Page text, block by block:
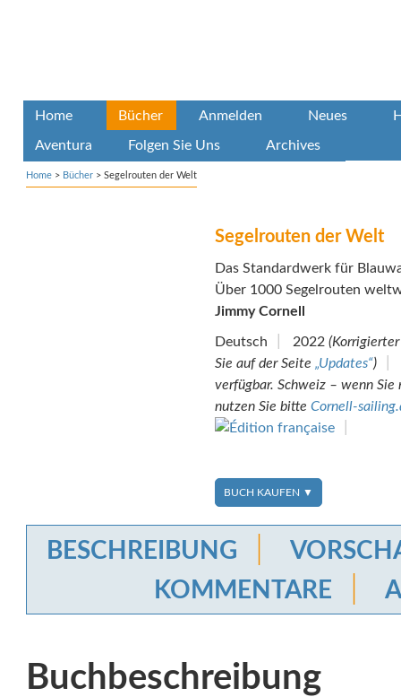
Home Bücher Anmelden Neues
Aventura Folgen Sie Uns Archives
Home > Bücher > Segelrouten der Welt
Segelrouten der Welt
Das Standardwerk für
Über 1000 Segelrouten
Jimmy Cornell
Deutsch 2022
Sie auf der Seite „Updates“)
verfügbar. Schweiz – wenn
nutzen Sie bitte Cornell-
BUCH KAUFEN ▼
BESCHREIBUNG
KOMMENTARE
Buchbeschreibung